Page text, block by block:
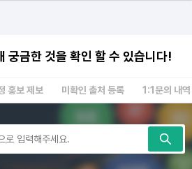
궁금한 것을 확인 할 수 있습니다!
홍보 제보 미확인 출처 등록 1:1문의 내역